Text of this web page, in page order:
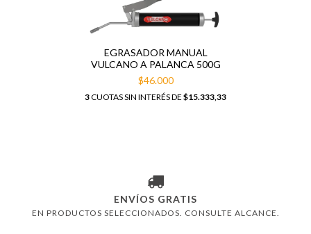
EGRASADOR MANUAL
VULCANO A PALANCA 500G
$46.000
3CUOTAS SIN INTERÉS DE $15.333,33
ENVÍOS GRATIS
EN PRODUCTOS SELECCIONADOS. CONSULTE ALCANCE.